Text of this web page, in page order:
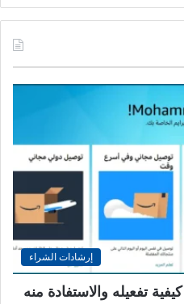
إرشادات الشراء
تفعيله والاستفادة منه